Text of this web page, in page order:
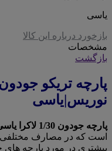
یاسی
بازخورد درباره این کالا
مشخصات
بازگشت
نوریس|یاسی
پارچه جودون 1/30 لاکرا یاسی
است که در مصارف مختلفی